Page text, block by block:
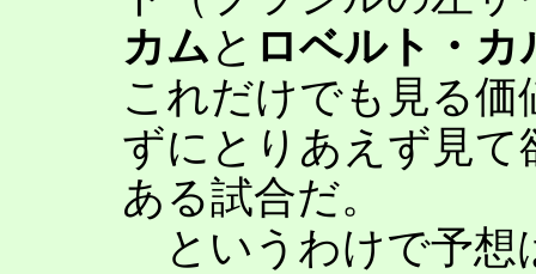
カム と ロベルト・カ
これだけでも見る
ずにとりあえず見
ある試合だ。
というわけで予想